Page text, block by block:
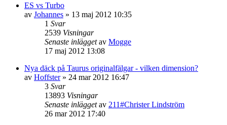
ES vs Turbo
av Johannes » 13 maj 2012 10:35
1 Svar
2539 Visningar
Senaste inläggetav Mogge
17 maj 2012 13:08
Nya däck på Taurus originalfälgar - vilken dimension?
av Hoffster» 24 mar 2012 16:47
3 Svar
13893 Visningar
Senaste inläggetav 211#Christer Lindström
26 mar 2012 17:40